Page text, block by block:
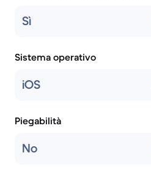
Sì
Sistema operativo
iOS
Piegabilità
No